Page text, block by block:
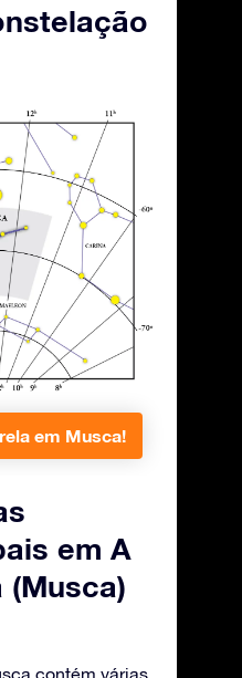
em Musca!
em A
(Musca)
contém várias